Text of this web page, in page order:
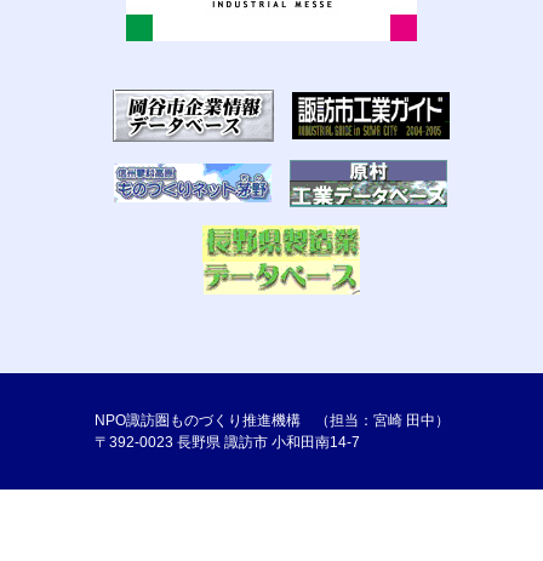
NPO諏訪圏ものづくり推進機構 （担当：宮崎 田中）
〒392-0023 長野県 諏訪市 小和田南14-7